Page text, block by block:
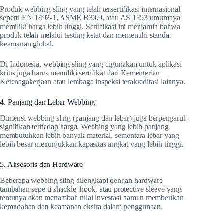
Produk webbing sling yang telah tersertifikasi internasional
seperti EN 1492-1, ASME B30.9, atau AS 1353 umumnya
memiliki harga lebih tinggi. Sertifikasi ini menjamin bahwa
produk telah melalui testing ketat dan memenuhi standar
keamanan global.
Di Indonesia, webbing sling yang digunakan untuk aplikasi
kritis juga harus memiliki sertifikat dari Kementerian
Ketenagakerjaan atau lembaga inspeksi terakreditasi lainnya.
4. Panjang dan Lebar Webbing
Dimensi webbing sling (panjang dan lebar) juga berpengaruh
signifikan terhadap harga. Webbing yang lebih panjang
membutuhkan lebih banyak material, sementara lebar yang
lebih besar menunjukkan kapasitas angkat yang lebih tinggi.
5. Aksesoris dan Hardware
Beberapa webbing sling dilengkapi dengan hardware
tambahan seperti shackle, hook, atau protective sleeve yang
tentunya akan menambah nilai investasi namun memberikan
kemudahan dan keamanan ekstra dalam penggunaan.